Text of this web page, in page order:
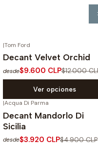
-20%OFF
|Tom Ford
Decant Velvet Orchid
desde$9.600 CLP$12.000
Ver opciones
-20%
Agotado
|Acqua Di Parma
Decant Mandorlo Di
Sicilia
desde$3.920 CLP$4.900 CLP